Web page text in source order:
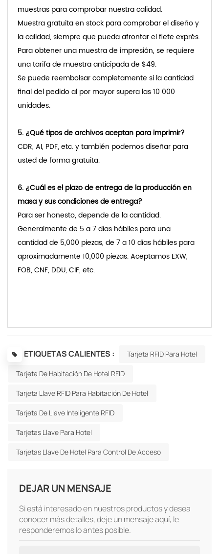
muestras para comprobar nuestra calidad.
Muestra gratuita en stock para comprobar el diseño y
la calidad, siempre que pueda afrontar el flete exprés.
Para obtener una muestra de impresión, se requiere
una tarifa de muestra anticipada de $49.
Se puede reembolsar completamente si la cantidad
final del pedido al por mayor supera las 10 000
unidades.
5. ¿Qué tipos de archivos aceptan para imprimir?
CDR, AI, PDF, etc. y también podemos diseñar para
usted de forma gratuita.
6. ¿Cuál es el plazo de entrega de la producción en
masa y sus condiciones de entrega?
Para ser honesto, depende de la cantidad.
Generalmente de 5 a 7 días hábiles para una
cantidad de 5,000 piezas, de 7 a 10 días hábiles para
aproximadamente 10,000 piezas. Aceptamos EXW,
FOB, CNF, DDU, CIF, etc.
ETIQUETAS CALIENTES : Tarjeta RFID Para Hotel
Tarjeta De Habitación De Hotel RFID
Tarjeta Llave RFID Para Habitación De Hotel
Tarjeta De Llave Inteligente RFID
Tarjetas Llave Para Hotel
Tarjetas Llave De Hotel Para Control De Acceso
DEJAR UN MENSAJE
Si está interesado en nuestros productos y desea
conocer más detalles, deje un mensaje aquí, le
responderemos lo antes posible.